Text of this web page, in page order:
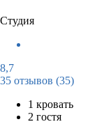
Студия
8,7
35 отзывов (35)
1 кровать
2 гостя